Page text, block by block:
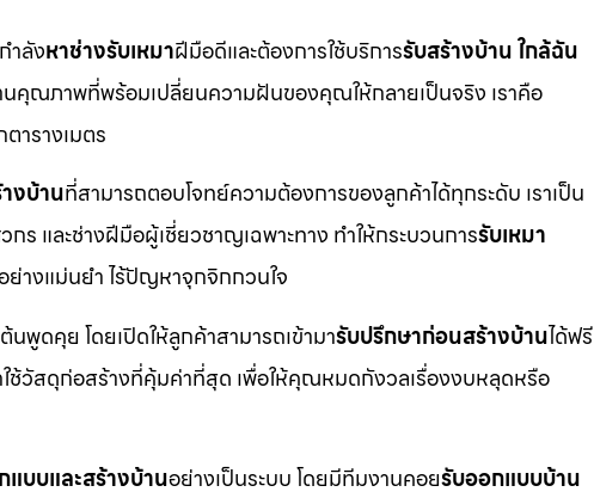
ำลังหาช่างรับเหมาฝีมือดีและต้องการใช้บริการรับสร้างบ้าน ใกล้ฉัน
นคุณภาพที่พร้อมเปลี่ยนความฝันของคุณให้กลายเป็นจริง เราคือ
ารางเมตร
งบ้านที่สามารถตอบโจทย์ความต้องการของลูกค้าได้ทุกระดับ เราเป็น
และช่างฝีมือผู้เชี่ยวชาญเฉพาะทาง ทำให้กระบวนการรับเหมา
ย่างแม่นยำ ไร้ปัญหาจุกจิกกวนใจ
พูดคุย โดยเปิดให้ลูกค้าสามารถเข้ามารับปรึกษาก่อนสร้างบ้านได้ฟรี
ช้วัสดุก่อสร้างที่คุ้มค่าที่สุด เพื่อให้คุณหมดกังวลเรื่องงบหลุดหรือ
แบบและสร้างบ้านอย่างเป็นระบบ โดยมีทีมงานคอยรับออกแบบบ้าน